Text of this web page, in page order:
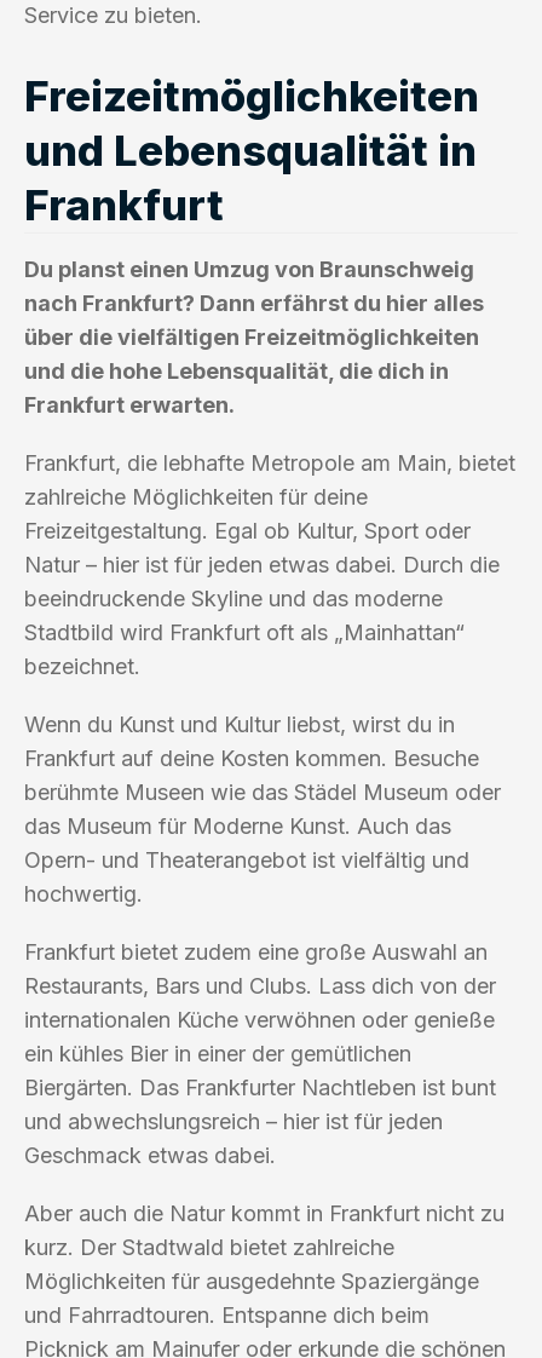
Service zu bieten.
Freizeitmöglichkeiten
und Lebensqualität in
Frankfurt
Du planst einen Umzug von Braunschweig
nach Frankfurt? Dann erfährst du hier alles
über die vielfältigen Freizeitmöglichkeiten
und die hohe Lebensqualität, die dich in
Frankfurt erwarten.
Frankfurt, die lebhafte Metropole am Main, bietet
zahlreiche Möglichkeiten für deine
Freizeitgestaltung. Egal ob Kultur, Sport oder
Natur – hier ist für jeden etwas dabei. Durch die
beeindruckende Skyline und das moderne
Stadtbild wird Frankfurt oft als „Mainhattan“
bezeichnet.
Wenn du Kunst und Kultur liebst, wirst du in
Frankfurt auf deine Kosten kommen. Besuche
berühmte Museen wie das Städel Museum oder
das Museum für Moderne Kunst. Auch das
Opern- und Theaterangebot ist vielfältig und
hochwertig.
Frankfurt bietet zudem eine große Auswahl an
Restaurants, Bars und Clubs. Lass dich von der
internationalen Küche verwöhnen oder genieße
ein kühles Bier in einer der gemütlichen
Biergärten. Das Frankfurter Nachtleben ist bunt
und abwechslungsreich – hier ist für jeden
Geschmack etwas dabei.
Aber auch die Natur kommt in Frankfurt nicht zu
kurz. Der Stadtwald bietet zahlreiche
Möglichkeiten für ausgedehnte Spaziergänge
und Fahrradtouren. Entspanne dich beim
Picknick am Mainufer oder erkunde die schönen